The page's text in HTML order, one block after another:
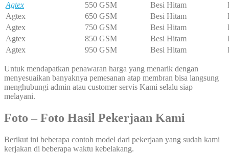
Agtex
550 GSM Besi Hitam
Agtex
650 GSM Besi Hitam
Agtex
750 GSM Besi Hitam
Agtex
850 GSM Besi Hitam
Agtex
950 GSM Besi Hitam
Untuk mendapatkan penawaran harga yang menarik dengan
menyesuaikan banyaknya pemesanan atap membran bisa langsung
menghubungi admin atau customer servis Kami selalu siap
melayani.
Foto – Foto Hasil Pekerjaan Kami
Berikut ini beberapa contoh model dari pekerjaan yang sudah kami
kerjakan di beberapa waktu kebelakang.